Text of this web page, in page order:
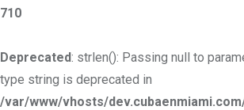
710
Deprecated: strlen(): Passing null to
type string is deprecated in
/var/www/vhosts/